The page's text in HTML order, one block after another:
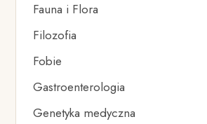
Fauna i Flora
Filozofia
Fobie
Gastroenterologia
Genetyka medyczna